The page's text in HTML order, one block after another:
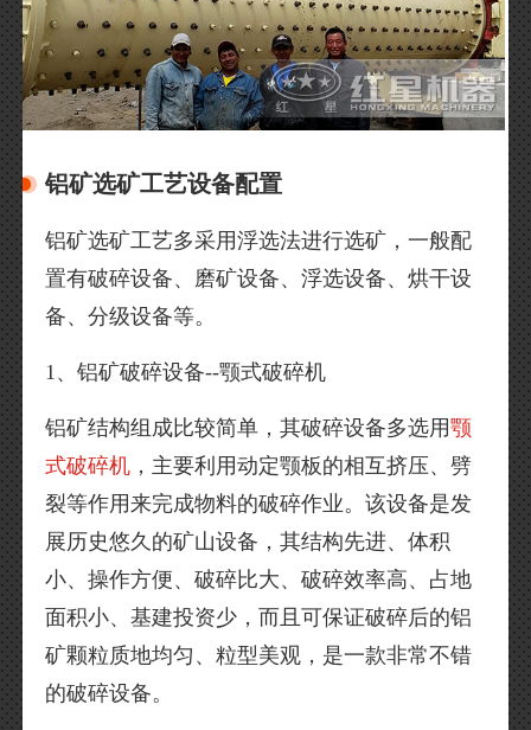
铝矿选矿工艺设备配置
铝矿选矿工艺多采用浮选法进行选矿，一般配
置有破碎设备、磨矿设备、浮选设备、烘干设
备、分级设备等。
1、铝矿破碎设备--颚式破碎机
铝矿结构组成比较简单，其破碎设备多选用颚
式破碎机 ，主要利用动定颚板的相互挤压、劈
裂等作用来完成物料的破碎作业。该设备是发
展历史悠久的矿山设备，其结构先进、体积
小、操作方便、破碎比大、破碎效率高、占地
面积小、基建投资少，而且可保证破碎后的铝
矿颗粒质地均匀、粒型美观，是一款非常不错
的破碎设备。